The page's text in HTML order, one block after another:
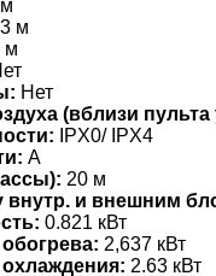
м
м
Нет
(вблизи пульта
IPX0/ IPX4
A
20 м
внутр. и внешним
0.821 кВт
2,637 кВт
2.63 кВт